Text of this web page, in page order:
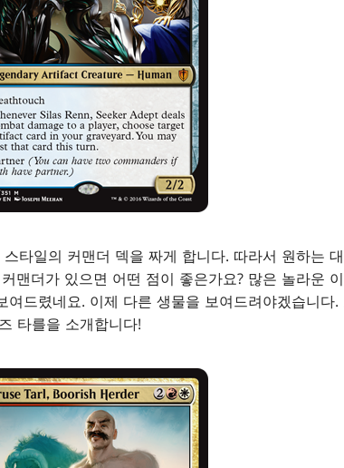
타일의 커맨더 덱을 짜게 합니다. 따라서 원하는
맨더가 있으면 어떤 점이 좋은가요? 많은 놀라운
드렸네요. 이제 다른 생물을 보여드려야겠습니다
타를을 소개합니다!